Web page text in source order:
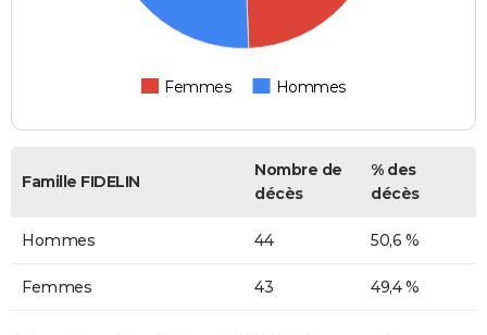
Femmes Hommes
Famille FIDELIN
Nombre de
décès
% des
décès
Hommes 44 50,6 %
Femmes 43 49,4 %